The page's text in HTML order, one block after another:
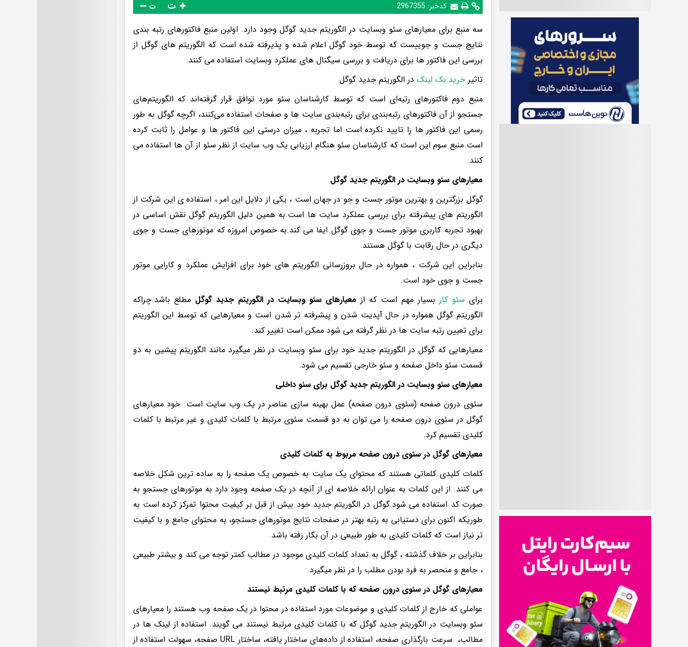
کدخبر: 2967355 ت
سه منبع برای معیارهای سئو وبسایت در الگوریتم جدید گوگل وجود دارد. اولین منبع فاکتورهای رتبه بندی
نتایج جست و جوییست که توسط خود گوگل اعلام شده و پذیرفته شده است که الگوریتم های گوگل از
بررسی این فاکتور ها برای دریافت و بررسی سیگنال های عملکرد وبسایت استفاده می کنند.
تاثیرخرید بک لینک در الگوریتم جدید گوگل
منبع دوم فاکتورهای رتبه‌ای است که توسط کارشناسان سئو مورد توافق قرار گرفته‌اند که الگوریتم‌های
جستجو از آن فاکتورهای رتبه‌بندی برای رتبه‌بندی سایت ها و صفحات استفاده می‌کنند، اگرچه گوگل به طور
رسمی این فاکتور ها را تایید نکرده است اما تجربه ، میزان درستی این فاکتور ها و عوامل را ثابت کرده
است.منبع سوم این است که کارشناسان سئو هنگام ارزیابی یک وب سایت از نظر سئو از آن ها استفاده می
کنند.
معیارهای سئو وبسایت در الگوریتم جدید گوگل
گوگل بزرگترین و بهترین موتور جست و جو در جهان است ، یکی از دلایل این امر ، استفاده ی این شرکت از
الگوریتم های پیشرفته برای بررسی عملکرد سایت ها است.به همین دلیل الگوریتم گوگل نقش اساسی در
بهبود تجربه کاربری موتور جست و جوی گوگل ایفا می کند.به خصوص امروزه که موتورهای جست و جوی
دیگری در حال رقابت با گوگل هستند.
بنابراین این شرکت ، همواره در حال بروزرسانی الگوریتم های خود برای افزایش عملکرد و کارایی موتور
جست و جوی خود است.
برای سئو کار بسیار مهم است که از معیارهای سئو وبسایت در الگوریتم جدید گوگل مطلع باشد.چراکه
الگوریتم گوگل همواره در حال آپدیت شدن و پیشرفته تر شدن است و معیارهایی که توسط این الگوریتم
برای تعیین رتبه سایت ها در نظر گرفته می شود ممکن است تغییر کند.
معیارهایی که گوگل در الگوریتم جدید خود برای سئو وبسایت در نظر میگیرد مانند الگوریتم پیشین به دو
قسمت سئو داخل صفحه و سئو خارجی تقسیم می شود.
معیارهای سئو وبسایت در الگوریتم جدید گوگل برای سئو داخلی
سئوی درون صفحه (سئوی درون صفحه) عمل بهینه سازی عناصر در یک وب سایت است. خود معیارهای
گوگل در سئوی درون صفحه را می توان به دو قسمت سئوی مرتبط با کلمات کلیدی و غیر مرتبط با کلمات
کلیدی تقسیم کرد.
معیارهای گوگل در سئوی درون صفحه مربوط به کلمات کلیدی
کلمات کلیدی کلماتی هستند که محتوای یک سایت به خصوص یک صفحه را به ساده ترین شکل خلاصه
می کنند. از این کلمات به عنوان ارائه خلاصه ای از آنچه در یک صفحه وجود دارد به موتورهای جستجو به
صورت کد استفاده می شود.گوگل در الگوریتم جدید خود بیش از قبل بر کیفیت محتوا تمرکز کرده است به
طوریکه اکنون برای دستیابی به رتبه بهتر در صفحات نتایج موتورهای جستجو، به محتوای جامع و با کیفیت
تر نیاز است که کلمات کلیدی به طور طبیعی در آن بکار رفته باشد.
بنابراین بر خلاف گذشته ، گوگل به تعداد کلمات کلیدی موجود در مطالب کمتر توجه می کند و بیشتر طبیعی
، جامع و منحصر به فرد بودن مطلب را در نظر میگیرد.
معیارهای گوگل در سئوی درون صفحه که با کلمات کلیدی مرتبط نیستند
عواملی که خارج از کلمات کلیدی و موضوعات مورد استفاده در محتوا در یک صفحه وب هستند را معیارهای
سئو وبسایت در الگوریتم جدید گوگل که با کلمات کلیدی مرتبط نیستند می گویند. استفاده از لینک ها در
مطالب، سرعت بارگذاری صفحه، استفاده از داده‌های ساختار یافته، ساختار URL صفحه، سهولت استفاده از